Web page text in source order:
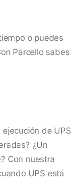
o puedes
Parcello sabes
de UPS
¿Un
Con nuestra
UPS está